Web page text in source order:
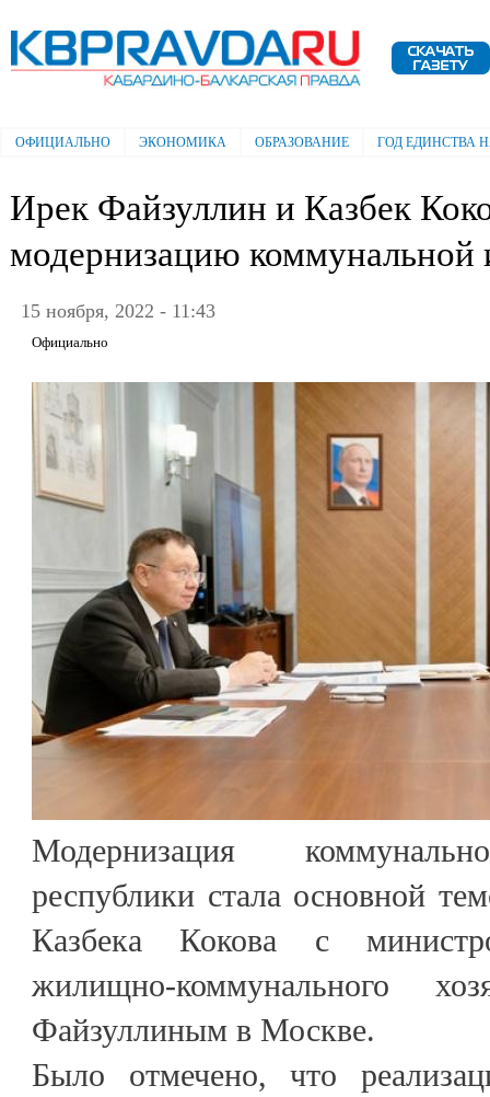
Электронная газета "Кабардино-
Балкарская правда"
Главное меню
ОФИЦИАЛЬНО ЭКОНОМИКА ОБРАЗОВАНИЕ ГОД ЕДИНСТВА
Ирек Файзуллин и Казбек
модернизацию коммунальной
15 ноября, 2022 - 11:43
Официально
Модернизация
республики стала основной
Казбека Кокова с
жилищно-коммунального
Файзуллиным в Москве.
Было отмечено, что